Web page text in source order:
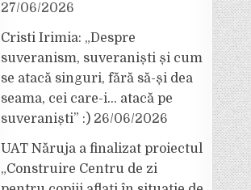
27/06/2026
Cristi Irimia: „Despre
suveranism, suveraniști și cum
se atacă singuri, fără să-și dea
seama, cei care-i… atacă pe
suveraniști” :) 26/06/2026
UAT Năruja a finalizat proiectul
„Construire Centru de zi